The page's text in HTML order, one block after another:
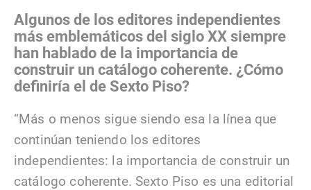
Algunos de los editores independientes
más emblemáticos del siglo XX siempre
han hablado de la importancia de
construir un catálogo coherente. ¿Cómo
definiría el de Sexto Piso?
“Más o menos sigue siendo esa la línea que
continúan teniendo los editores
independientes: la importancia de construir un
catálogo coherente. Sexto Piso es una editorial